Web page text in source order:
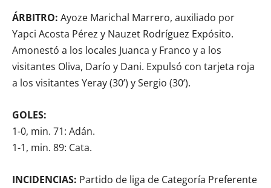
ÁRBITRO: Ayoze Marichal Marrero, auxiliado por
Yapci Acosta Pérez y Nauzet Rodríguez Expósito.
Amonestó a los locales Juanca y Franco y a los
visitantes Oliva, Darío y Dani. Expulsó con tarjeta roja
a los visitantes Yeray (30’) y Sergio (30’).
GOLES:
1-0, min. 71: Adán.
1-1, min. 89: Cata.
INCIDENCIAS: Partido de liga de Categoría Preferente